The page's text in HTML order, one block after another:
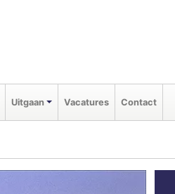
Uitgaan Vacatures Contact